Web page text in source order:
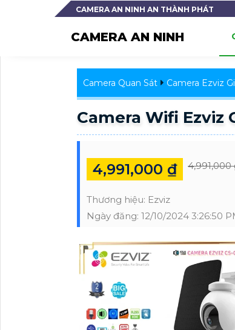
CAMERA AN NINH AN THÀNH PHÁT
CAMERA AN NINH
Camera Quan Sát Camera Ezviz
Camera Wifi Ezviz
4,991,000 ₫ 4,991,000
Thương hiệu: Ezviz
Ngày đăng: 12/10/2024 3:26:50